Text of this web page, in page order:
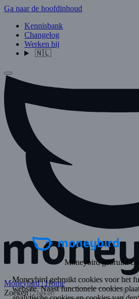
Ga naar de hoofdinhoud
Kennisbank
Changelog
Werken bij
🇳🇱
Moneybird | Home
Zoeken